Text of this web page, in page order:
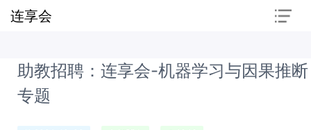
连享会
助教招聘：连享会-机器学习与因果推断
专题